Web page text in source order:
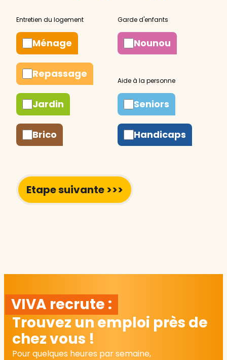
Ménage
Repassage
Jardin
Brico
Nounou
Seniors
Handicaps
VIVA recrute :
Trouvez un emploi près de
chez vous !
Pour quelques heures par semaine,